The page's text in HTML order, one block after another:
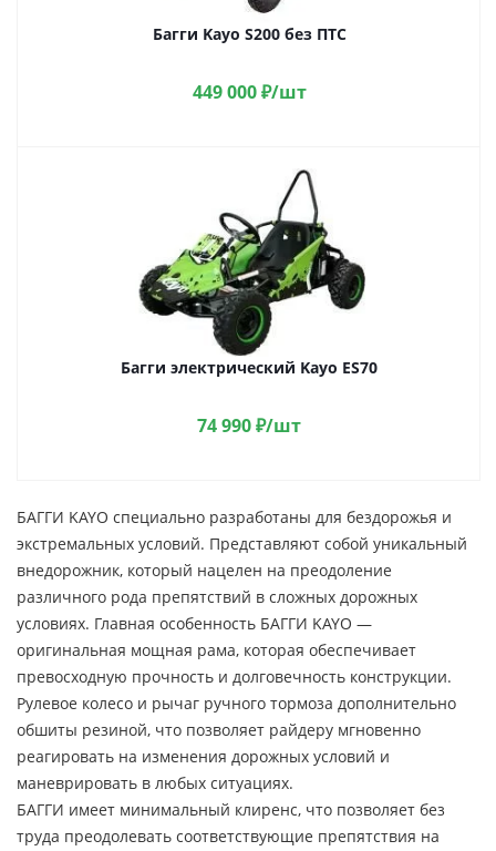
Багги Kayo S200 без ПТС
449 000₽/шт
Багги электрический Kayo ES70
74 990₽/шт
БАГГИ KAYO специально разработаны для бездорожья и
экстремальных условий. Представляют собой уникальный
внедорожник, который нацелен на преодоление
различного рода препятствий в сложных дорожных
условиях. Главная особенность БАГГИ KAYO —
оригинальная мощная рама, которая обеспечивает
превосходную прочность и долговечность конструкции.
Рулевое колесо и рычаг ручного тормоза дополнительно
обшиты резиной, что позволяет райдеру мгновенно
реагировать на изменения дорожных условий и
маневрировать в любых ситуациях.
БАГГИ имеет минимальный клиренс, что позволяет без
труда преодолевать соответствующие препятствия на